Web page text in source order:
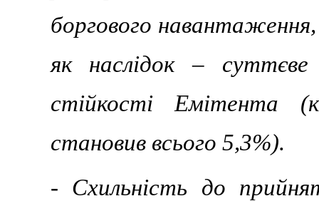
боргового навантаження,
як наслідок – суттєве
стійкості Емітента
становив всього 5,3%).
- Схильність до